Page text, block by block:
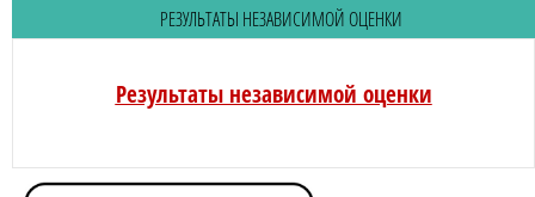
РЕЗУЛЬТАТЫ НЕЗАВИСИМОЙ ОЦЕНКИ
Результаты независимой оценки